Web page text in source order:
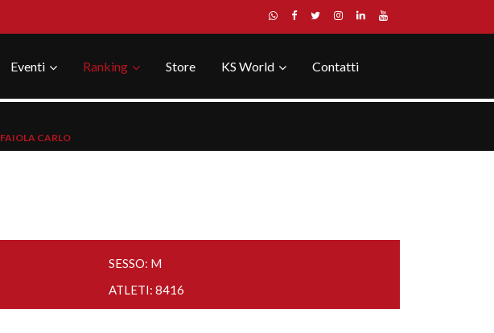
Eventi Ranking Store KS World Contatti
FAIOLA CARLO
SESSO: M
ATLETI: 8416